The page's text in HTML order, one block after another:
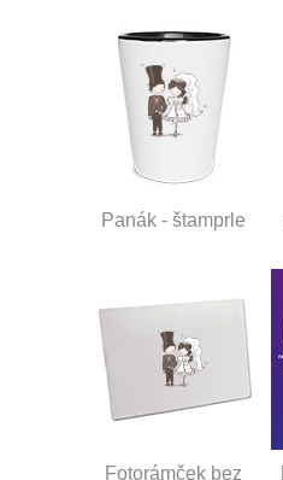
Panák - štamprle
Fotorámček bez